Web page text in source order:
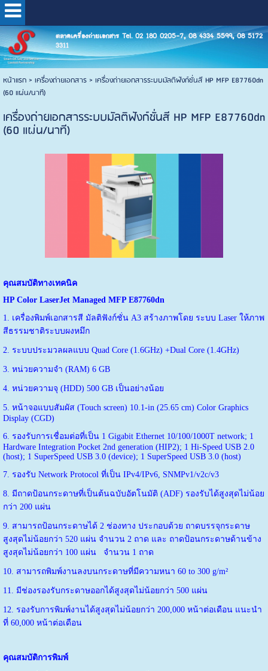
ตลาดเครื่องถ่ายเอกสาร Tel. 02 180 0205-7, 08 4334 5599, 08 5172
3311
หน้าแรก> เครื่องถ่ายเอกสาร> เครื่องถ่ายเอกสารระบบมัลติฟังก์ชั่นสี HP MFP E87760dn
(60 แผ่น/นาที)
เครื่องถ่ายเอกสารระบบมัลติฟังก์ชั่นสี HP MFP E87760dn
(60 แผ่น/นาที)
คุณสมบัติทางเทคนิค
HP Color LaserJet Managed MFP E87760dn
1. เครื่องพิมพ์เอกสารสี มัลติฟังก์ชั่น A3 สร้างภาพโดย ระบบ Laser ให้ภาพ
สีธรรมชาติระบบผงหมึก
2. ระบบประมวลผลแบบ Quad Core (1.6GHz) +Dual Core (1.4GHz)
3. หน่วยความจำ (RAM) 6 GB
4. หน่วยความจุ (HDD) 500 GB เป็นอย่างน้อย
5. หน้าจอแบบสัมผัส (Touch screen) 10.1-in (25.65 cm) Color Graphics
Display (CGD)
6. รองรับการเชื่อมต่อที่เป็น 1 Gigabit Ethernet 10/100/1000T network; 1
Hardware Integration Pocket 2nd generation (HIP2); 1 Hi-Speed USB 2.0
(host); 1 SuperSpeed USB 3.0 (device); 1 SuperSpeed USB 3.0 (host)
7. รองรับ Network Protocol ที่เป็น IPv4/IPv6, SNMPv1/v2c/v3
8. มีถาดป้อนกระดาษที่เป็นต้นฉบับอัตโนมัติ (ADF) รองรับได้สูงสุดไม่น้อย
กว่า 200 แผ่น
9. สามารถป้อนกระดาษได้ 2 ช่องทาง ประกอบด้วย ถาดบรรจุกระดาษ
สูงสุดไม่น้อยกว่า 520 แผ่น จำนวน 2 ถาด และ ถาดป้อนกระดาษด้านข้าง
สูงสุดไม่น้อยกว่า 100 แผ่น จำนวน 1 ถาด
10. สามารถพิมพ์งานลงบนกระดาษที่มีความหนา 60 to 300 g/m²
11. มีช่องรองรับกระดาษออกได้สูงสุดไม่น้อยกว่า 500 แผ่น
12. รองรับการพิมพ์งานได้สูงสุดไม่น้อยกว่า 200,000 หน้าต่อเดือน แนะนำ
ที่ 60,000 หน้าต่อเดือน
คุณสมบัติการพิมพ์